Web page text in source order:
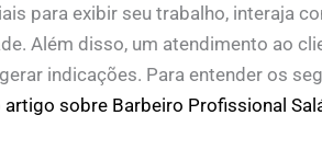
para exibir seu trabalho, interaja
Além disso, um atendimento ao
indicações. Para entender os
sobre Barbeiro Profissional